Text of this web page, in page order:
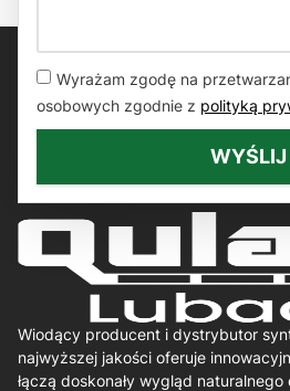
Wyrażam zgodę na
osobowych zgodnie z polityką
WYŚLIJ
Wiodący producent i dystrybutor
najwyższej jakości oferuje
łączą doskonały wygląd